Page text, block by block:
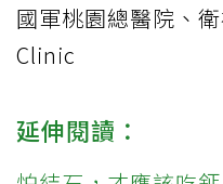
國軍桃園總醫院 、
Clinic
延伸閱讀：